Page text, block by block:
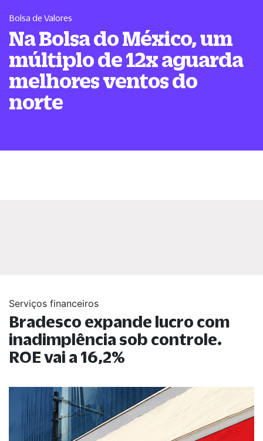
Bolsa de Valores
Na Bolsa do México, um
múltiplo de 12x aguarda
melhores ventos do
norte
Serviços financeiros
Bradesco expande lucro com
inadimplência sob controle.
ROE vai a 16,2%